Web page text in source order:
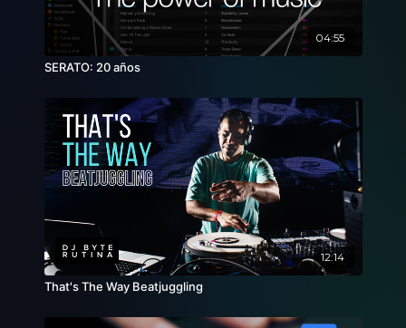
04:55
SERATO: 20 años
12:14
That's The Way Beatjuggling